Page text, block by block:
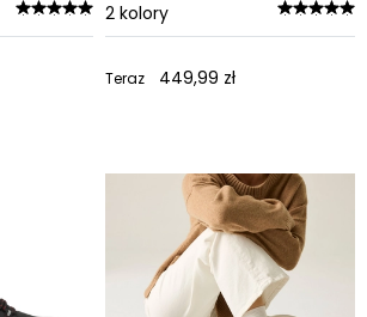
2 kolory
Teraz 449,99 zł